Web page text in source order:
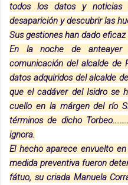
todos los datos y
desaparición y descubrir las
Sus gestiones han dado eficaz
En la noche de anteayer
comunicación del alcalde de
datos adquiridos del alcalde
que el cadáver del Isidro se
cuello en la márgen del río
términos de dicho
ignora.
El hecho aparece envuelto
medida preventiva fueron
fátuo, su criada Manuela